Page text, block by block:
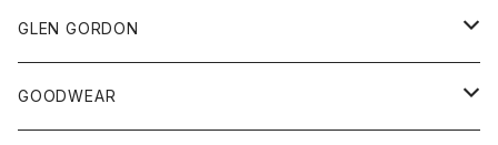
ネクタイ
チーフ
トップス
シャツ
ボトム
サンダル
トップス
Tシャツ
GLEN GORDON
グッズ
GOODWEAR